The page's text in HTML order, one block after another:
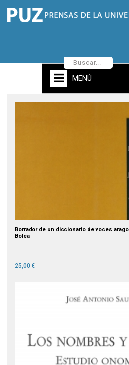
MENÚ
Borrador de un diccionario de voces
Bolea
25,00 €